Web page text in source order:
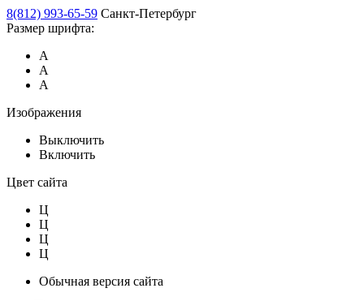
8(812) 993-65-59 Санкт-Петербург
Размер шрифта:
А
А
А
Изображения
Выключить
Включить
Цвет сайта
Ц
Ц
Ц
Ц
Обычная версия сайта